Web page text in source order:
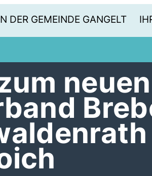
DER GEMEINDE GANGELT
neuen